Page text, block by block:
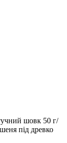
шовк 50 г/
під древко